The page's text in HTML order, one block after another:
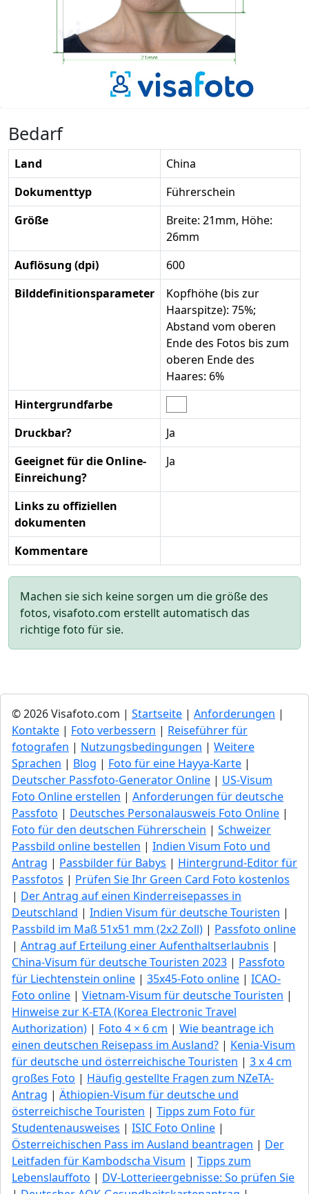
Bedarf
Land
China
Dokumenttyp
Führerschein
Größe
Breite: 21mm, Höhe:
26mm
Auflösung (dpi)
600
Bilddefinitionsparameter
Kopfhöhe (bis zur
Haarspitze): 75%;
Abstand vom oberen
Ende des Fotos bis zum
oberen Ende des
Haares: 6%
Hintergrundfarbe
Druckbar?
Ja
Geeignet für die Online-
Einreichung?
Ja
Links zu offiziellen
dokumenten
Kommentare
Machen sie sich keine sorgen um die größe des
fotos, visafoto.com erstellt automatisch das
richtige foto für sie.
© 2026 Visafoto.com | Startseite | Anforderungen |
Kontakte | Foto verbessern | Reiseführer für
fotografen | Nutzungsbedingungen | Weitere
Sprachen | Blog | Foto für eine Hayya-Karte |
Deutscher Passfoto-Generator Online | US-Visum
Foto Online erstellen | Anforderungen für deutsche
Passfoto | Deutsches Personalausweis Foto Online |
Foto für den deutschen Führerschein | Schweizer
Passbild online bestellen | Indien Visum Foto und
Antrag | Passbilder für Babys | Hintergrund-Editor für
Passfotos | Prüfen Sie Ihr Green Сard Foto kostenlos
| Der Antrag auf einen Kinderreisepasses in
Deutschland | Indien Visum für deutsche Touristen |
Passbild im Maß 51x51 mm (2x2 Zoll) | Passfoto online
| Antrag auf Erteilung einer Aufenthaltserlaubnis |
China-Visum für deutsche Touristen 2023 | Passfoto
für Liechtenstein online | 35x45-Foto online | ICAO-
Foto online | Vietnam-Visum für deutsche Touristen |
Hinweise zur K-ETA (Korea Electronic Travel
Authorization) | Foto 4 × 6 cm | Wie beantrage ich
einen deutschen Reisepass im Ausland? | Kenia-Visum
für deutsche und österreichische Touristen | 3 x 4 cm
großes Foto | Häufig gestellte Fragen zum NZeTA-
Antrag | Äthiopien-Visum für deutsche und
österreichische Touristen | Tipps zum Foto für
Studentenausweises | ISIC Foto Online |
Österreichischen Pass im Ausland beantragen | Der
Leitfaden für Kambodscha Visum | Tipps zum
Lebenslauffoto | DV-Lotterieergebnisse: So prüfen Sie